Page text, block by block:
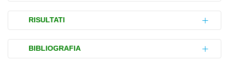
RISULTATI
In alcuni casi, che richiedono ulteriori
accertamenti, il medico di base può ritenere
BIBLIOGRAFIA